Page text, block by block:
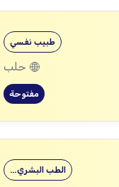
طبيب نفسي
حلب
مفتوحة
الطب البشري…